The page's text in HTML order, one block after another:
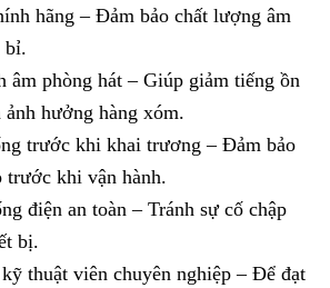
hãng – Đảm bảo chất lượng âm
bỉ.
âm phòng hát – Giúp giảm tiếng ồn
hưởng hàng xóm.
trước khi khai trương – Đảm bảo
trước khi vận hành.
điện an toàn – Tránh sự cố chập
bị.
thuật viên chuyên nghiệp – Để đạt